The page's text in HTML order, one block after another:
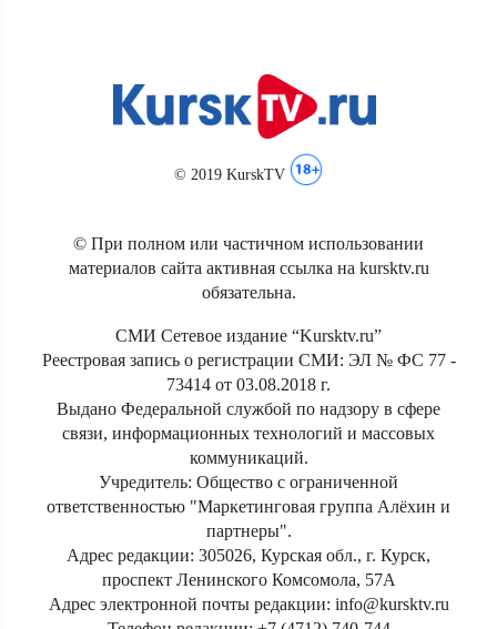
© 2019 KurskTV
© При полном или частичном использовании
материалов сайта активная ссылка на kursktv.ru
обязательна.
СМИ Сетевое издание “Kursktv.ru”
Реестровая запись о регистрации СМИ: ЭЛ № ФС 77 -
73414 от 03.08.2018 г.
Выдано Федеральной службой по надзору в сфере
связи, информационных технологий и массовых
коммуникаций.
Учредитель: Общество с ограниченной
ответственностью "Маркетинговая группа Алёхин и
партнеры".
Адрес редакции: 305026, Курская обл., г. Курск,
проспект Ленинского Комсомола, 57А
Адрес электронной почты редакции: info@kursktv.ru